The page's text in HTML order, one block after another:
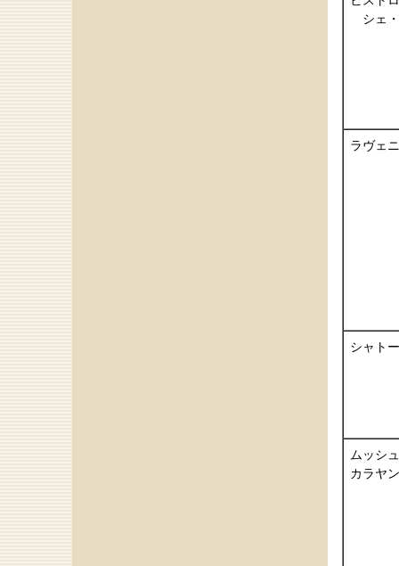
シェ
ラヴェ
シャトー
ムッシュ
カラヤン